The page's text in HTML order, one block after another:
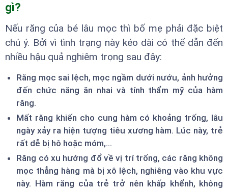
gì?
Nếu răng của bé lâu mọc thì bố mẹ phải đặc biệt
chú ý. Bởi vì tình trạng này kéo dài có thể dẫn đến
nhiều hậu quả nghiêm trọng sau đây:
Răng mọc sai lệch, mọc ngầm dưới nướu, ảnh hưởng
đến chức năng ăn nhai và tính thẩm mỹ của hàm
răng.
Mất răng khiến cho cung hàm có khoảng trống, lâu
ngày xảy ra hiện tượng tiêu xương hàm. Lúc này, trẻ
rất dễ bị hô hoặc móm,...
Răng có xu hướng đổ về vị trí trống, các răng không
mọc thẳng hàng mà bị xô lệch, nghiêng vào khu vực
này. Hàm răng của trẻ trở nên khấp khểnh, không